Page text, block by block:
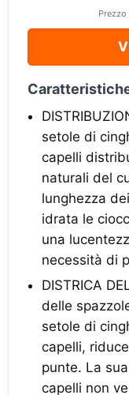
setole di
capelli
naturali del
lunghezza
idrata le
una
necessità di
DISTRICA
delle
setole di
capelli,
punte. La
capelli non